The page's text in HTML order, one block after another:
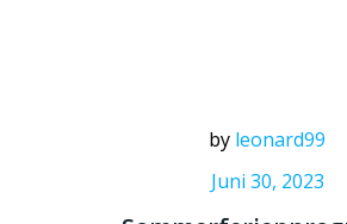
by leonard99
Juni 30, 2023